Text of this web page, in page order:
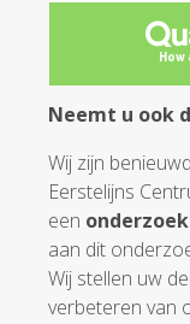
Neemt u ook
Wij zijn
Eerstelijns
een onderzoek
aan dit
Wij stellen uw
verbeteren van